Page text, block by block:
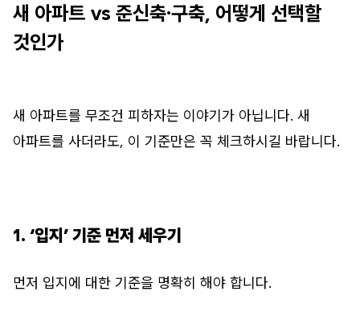
새 아파트 vs 준신축·구축, 어떻게 선택할
것인가
새 아파트를 무조건 피하자는 이야기가 아닙니다. 새
아파트를 사더라도, 이 기준만은 꼭 체크하시길 바랍니다.
1. ‘입지’ 기준 먼저 세우기
먼저 입지에 대한 기준을 명확히 해야 합니다.